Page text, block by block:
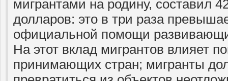
мигрантами на родину, составил
долларов: это в три раза
официальной помощи
На этот вклад мигрантов влияет
принимающих стран; мигранты